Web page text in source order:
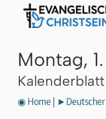
Montag,
◉ Home ►Deutscher